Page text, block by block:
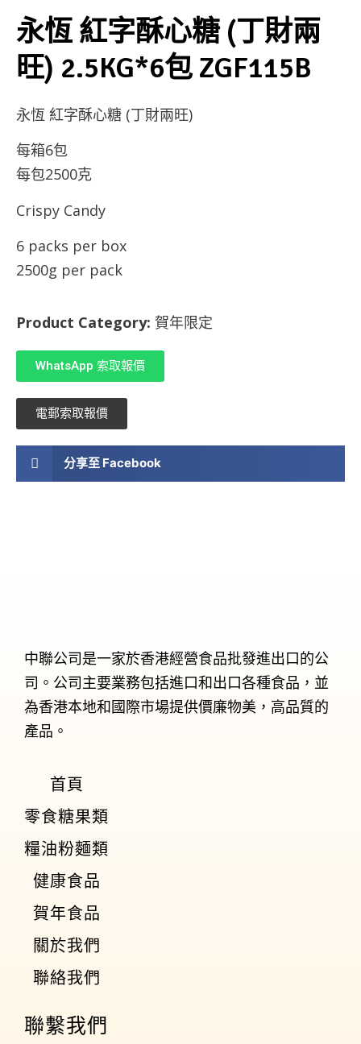
永恆 紅字酥心糖 (丁財兩
旺) 2.5KG*6包 ZGF115B
永恆 紅字酥心糖 (丁財兩旺)
每箱6包
每包2500克
Crispy Candy
6 packs per box
2500g per pack
Product Category: 賀年限定
WhatsApp 索取報價
電郵索取報價
分享至 Facebook
中聯公司是一家於香港經營食品批發進出口的公
司。公司主要業務包括進口和出口各種食品，並
為香港本地和國際市場提供價廉物美，高品質的
產品。
首頁
零食糖果類
糧油粉麵類
健康食品
賀年食品
關於我們
聯絡我們
聯繫我們